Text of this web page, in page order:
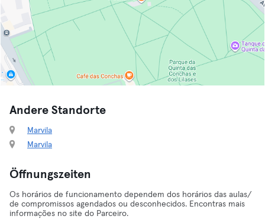
Andere Standorte
Marvila
Marvila
Öffnungszeiten
Os horários de funcionamento dependem dos horários das aulas/
de compromissos agendados ou desconhecidos. Encontras mais
informações no site do Parceiro.